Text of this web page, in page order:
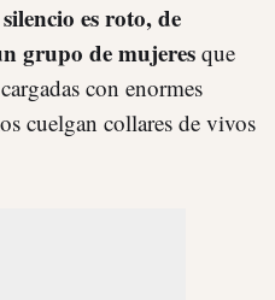
es roto, de
grupo de mujeres que
con enormes
cuelgan collares de vivos